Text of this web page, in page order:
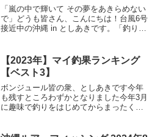
ーランドは？）
「嵐の中で輝いて その夢をあきらめない
で」どうも皆さん、こんにちは！台風6号
接近中の沖縄 in としあきです。「釣り行
すが、今の海や川はマジで危険なので絶
対に近づかない...
【2023年】マイ釣果ランキング
【ベスト3】
ボンジュール皆の衆、としあきです今年
も残すところわずかとなりました今年3月
に趣味で釣りをはじめてからまったく釣